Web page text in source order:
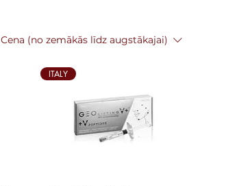
Cena (no zemākās līdz augstākajai)
ITALY